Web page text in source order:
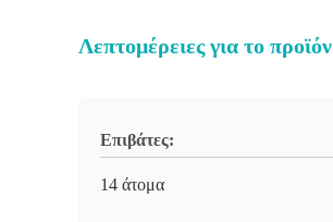
Λεπτομέρειες για το προϊόν
Επιβάτες:
14 άτομα